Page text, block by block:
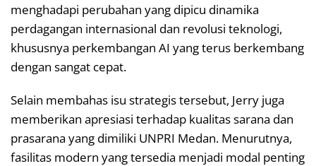
menghadapi perubahan yang dipicu dinamika
perdagangan internasional dan revolusi teknologi,
khususnya perkembangan AI yang terus berkembang
dengan sangat cepat.
Selain membahas isu strategis tersebut, Jerry juga
memberikan apresiasi terhadap kualitas sarana dan
prasarana yang dimiliki UNPRI Medan. Menurutnya,
fasilitas modern yang tersedia menjadi modal penting